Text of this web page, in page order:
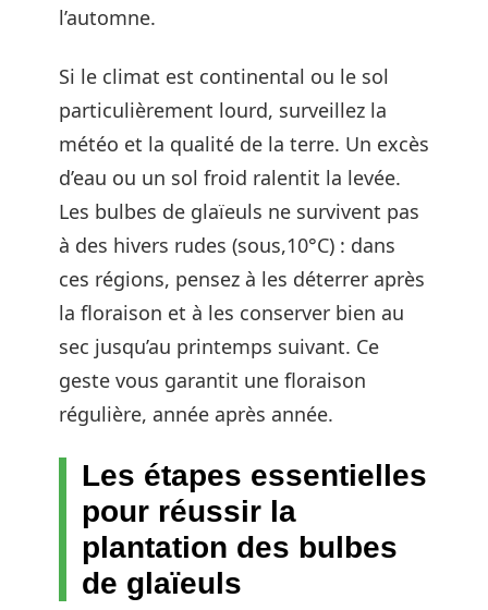
l’automne.
Si le climat est continental ou le sol
particulièrement lourd, surveillez la
météo et la qualité de la terre. Un excès
d’eau ou un sol froid ralentit la levée.
Les bulbes de glaïeuls ne survivent pas
à des hivers rudes (sous,10°C) : dans
ces régions, pensez à les déterrer après
la floraison et à les conserver bien au
sec jusqu’au printemps suivant. Ce
geste vous garantit une floraison
régulière, année après année.
Les étapes essentielles
pour réussir la
plantation des bulbes
de glaïeuls